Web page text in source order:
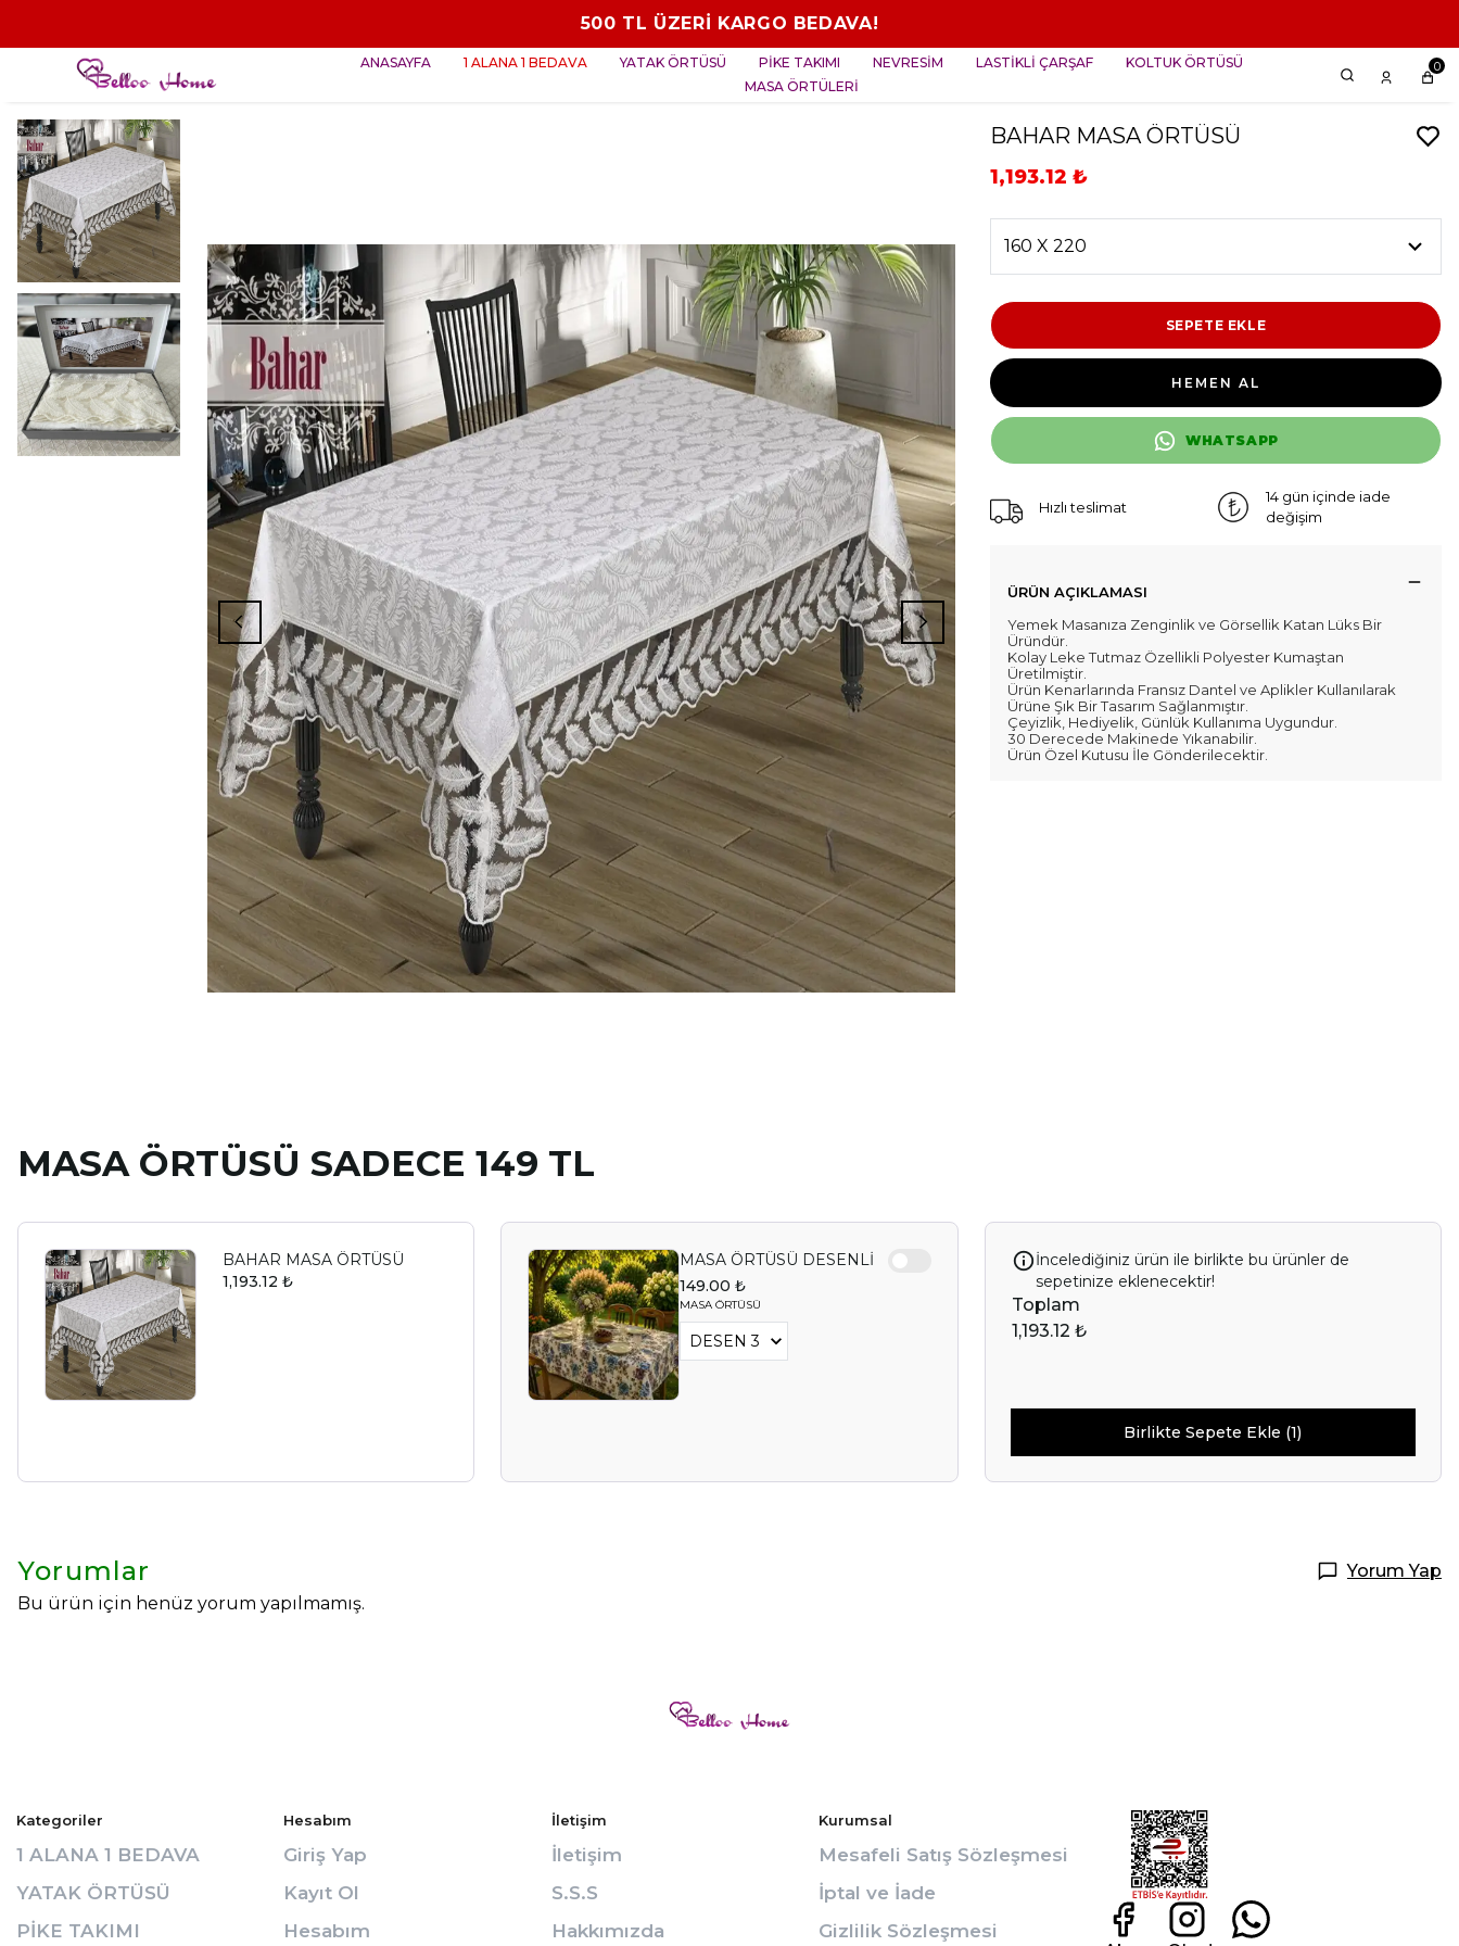
500 TL ÜZERİ KARGO BEDAVA!
ANASAYFA 1 ALANA 1 BEDAVA YATAK ÖRTÜSÜ PİKE TAKIMI NEVRESİM LASTİKLİ ÇARŞAF
KOLTUK ÖRTÜSÜ
MASA ÖRTÜLERİ
0
BAHAR MASA ÖRTÜSÜ
1,193.12 ₺
SEPETE EKLE
HEMEN AL
WHATSAPP
Hızlı teslimat
14 gün içinde iade
değişim
ÜRÜN AÇIKLAMASI
Yemek Masanıza Zenginlik ve Görsellik Katan Lüks Bir
Üründür.
Kolay Leke Tutmaz Özellikli Polyester Kumaştan
Üretilmiştir.
Ürün Kenarlarında Fransız Dantel ve Aplikler Kullanılarak
Ürüne Şık Bir Tasarım Sağlanmıştır.
Çeyizlik, Hediyelik, Günlük Kullanıma Uygundur.
30 Derecede Makinede Yıkanabilir.
Ürün Özel Kutusu İle Gönderilecektir.
MASA ÖRTÜSÜ SADECE 149 TL
BAHAR MASA ÖRTÜSÜ
1,193.12 ₺
MASA ÖRTÜSÜ DESENLİ
149.00 ₺
MASA ÖRTÜSÜ
İncelediğiniz ürün ile birlikte bu ürünler de
sepetinize eklenecektir!
Toplam
1,193.12 ₺
Birlikte Sepete Ekle (1)
Yorumlar
Yorum Yap
Bu ürün için henüz yorum yapılmamış.
Kadın Bluz
Kadın Gömlek
Kadın Sweatshirt
Kadın Yelek
Kadın T-Shirt
Kadın Kazak
Kategoriler
1 ALANA 1 BEDAVA
YATAK ÖRTÜSÜ
PİKE TAKIMI
Hesabım
Giriş Yap
Kayıt Ol
Hesabım
İletişim
İletişim
S.S.S
Hakkımızda
Kurumsal
Mesafeli Satış Sözleşmesi
İptal ve İade
Gizlilik Sözleşmesi